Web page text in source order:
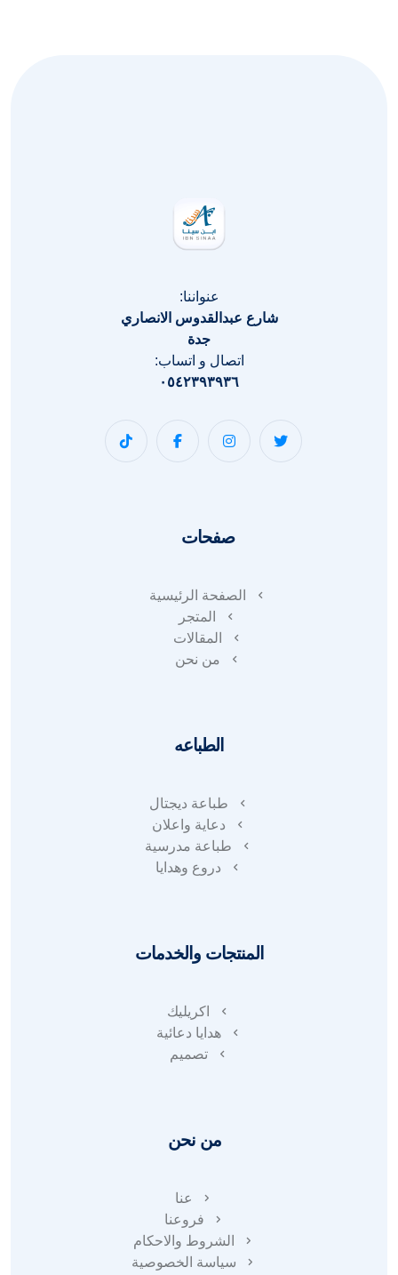
عنواننا:
شارع عبدالقدوس الانصاري
جدة
اتصال و اتساب:
٠٥٤٢٣٩٣٩٣٦
صفحات
الصفحة الرئيسية
المتجر
المقالات
من نحن
الطباعه
طباعة ديجتال
دعاية واعلان
طباعة مدرسية
دروع وهدايا
المنتجات والخدمات
اكريليك
هدايا دعائية
تصميم
من نحن
عنا
فروعنا
الشروط والاحكام
سياسة الخصوصية